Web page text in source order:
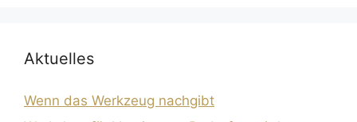
Aktuelles
Wenn das Werkzeug nachgibt